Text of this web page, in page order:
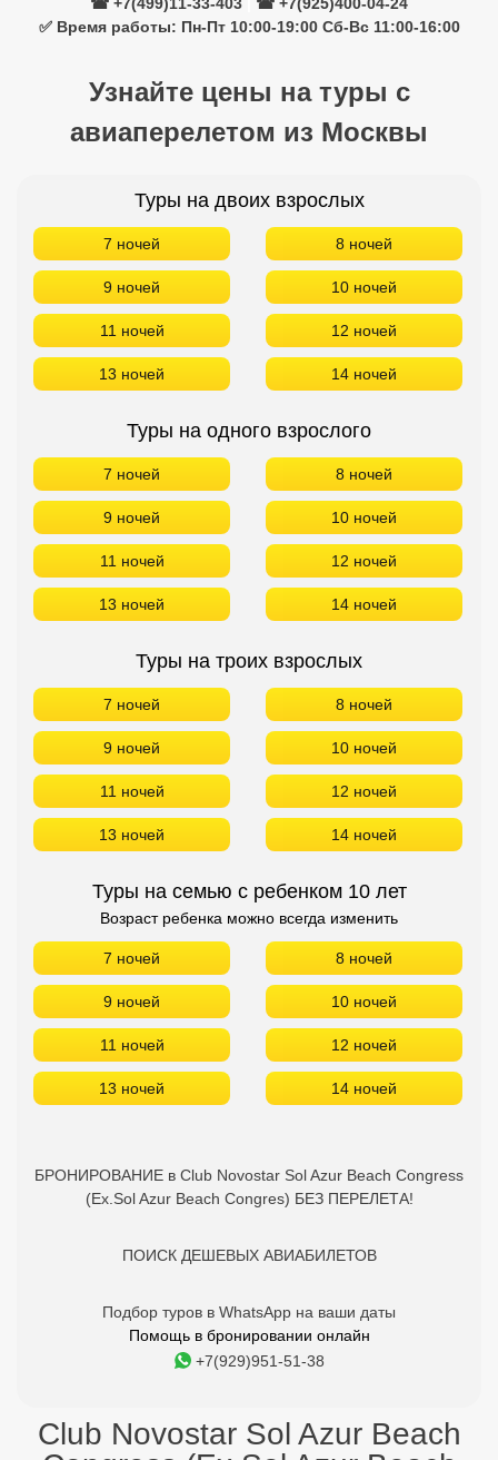
✅ Время работы: Пн-Пт 10:00-19:00 Сб-Вс 11:00-16:00
Узнайте цены на туры с
авиаперелетом из Москвы
Туры на двоих взрослых
7 ночей 8 ночей
9 ночей 10 ночей
11 ночей 12 ночей
13 ночей 14 ночей
Туры на одного взрослого
7 ночей 8 ночей
9 ночей 10 ночей
11 ночей 12 ночей
13 ночей 14 ночей
Туры на троих взрослых
7 ночей 8 ночей
9 ночей 10 ночей
11 ночей 12 ночей
13 ночей 14 ночей
Туры на семью с ребенком 10 лет
Возраст ребенка можно всегда изменить
7 ночей 8 ночей
9 ночей 10 ночей
11 ночей 12 ночей
13 ночей 14 ночей
БРОНИРОВАНИЕ в Club Novostar Sol Azur Beach Congress
(Ex.Sol Azur Beach Congres) БЕЗ ПЕРЕЛЕТА!
ПОИСК ДЕШЕВЫХ АВИАБИЛЕТОВ
Подбор туров в WhatsApp на ваши даты
Помощь в бронировании онлайн
+7(929)951-51-38
Club Novostar Sol Azur Beach